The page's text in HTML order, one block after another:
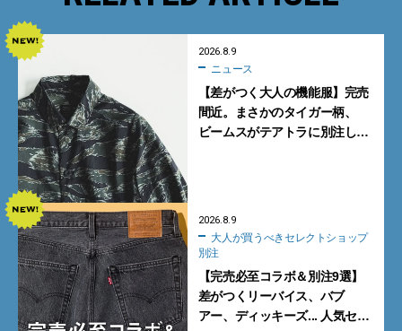
2026.8.9
ニュース
【差がつく大人の機能服】完売
間近。まさかのタイガー柄、
ビームスがテアトラに別注した
2026.8.9
別注
【完売必至コラボ＆別注9選】
差がつくリーバイス、バブ
アー、ディッキーズ... 人気セレ